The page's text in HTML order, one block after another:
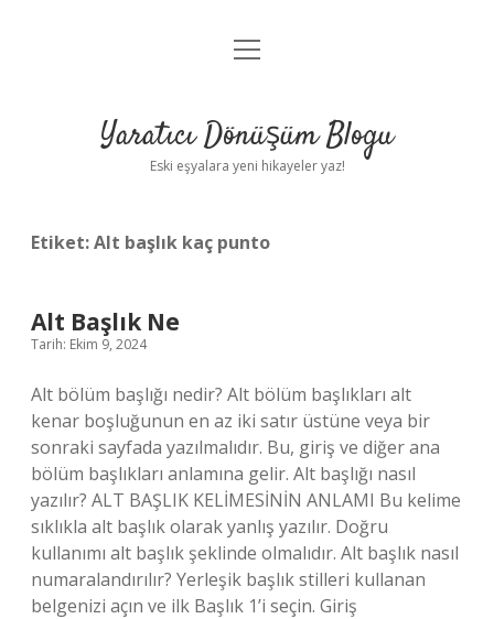
Anasayfa
Yasal Uyarı
menüyü
Yaratıcı Dönüşüm Blogu
Eski eşyalara yeni hikayeler yaz!
Etiket:Alt başlık kaç punto
Alt Başlık Ne
Tarih: Ekim 9, 2024
Alt bölüm başlığı nedir? Alt bölüm başlıkları alt
kenar boşluğunun en az iki satır üstüne veya bir
sonraki sayfada yazılmalıdır. Bu, giriş ve diğer ana
bölüm başlıkları anlamına gelir. Alt başlığı nasıl
yazılır? ALT BAŞLIK KELİMESİNİN ANLAMI Bu kelime
sıklıkla alt başlık olarak yanlış yazılır. Doğru
kullanımı alt başlık şeklinde olmalıdır. Alt başlık nasıl
numaralandırılır? Yerleşik başlık stilleri kullanan
belgenizi açın ve ilk Başlık 1’i seçin. Giriş